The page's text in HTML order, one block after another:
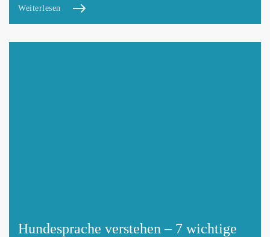
Weiterlesen
Hundesprache verstehen – 7 wichtige